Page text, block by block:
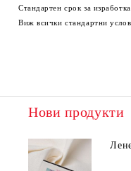
Стандартен срок за
Виж всички стандартни
Нови продукти